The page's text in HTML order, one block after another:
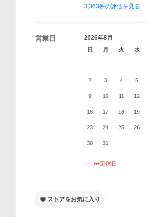
3,363件の評価を見る
営業日 2026年8月
日 月 火 水
2 3 4 5
9 10 11 12
16 17 18 19
23 24 25 26
30 31
•••定休日
ストアをお気に入り